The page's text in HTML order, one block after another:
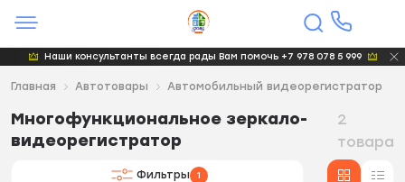
Наши консультанты всегда рады Вам помочь +7 978 078 5 999
Главная Автотовары Автомобильный видеорегистратор
Многофункциональное зеркало-
видеорегистратор
2
товара
Фильтры 1